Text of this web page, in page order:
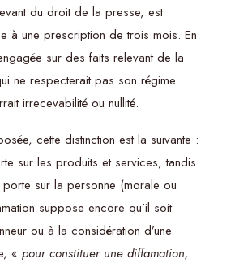
du droit de la presse, est
à une prescription de trois mois. En
sur des faits relevant de la
ne respecterait pas son régime
irrecevabilité ou nullité.
cette distinction est la suivante :
sur les produits et services, tandis
sur la personne (morale ou
suppose encore qu’il soit
ou à la considération d’une
« pour constituer une diffamation,